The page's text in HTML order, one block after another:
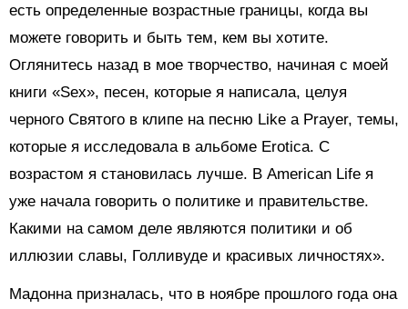
есть определенные возрастные границы, когда вы
можете говорить и быть тем, кем вы хотите.
Оглянитесь назад в мое творчество, начиная с моей
книги «Sex», песен, которые я написала, целуя
черного Святого в клипе на песню Like a Prayer, темы,
которые я исследовала в альбоме Erotica. С
возрастом я становилась лучше. В American Life я
уже начала говорить о политике и правительстве.
Какими на самом деле являются политики и об
иллюзии славы, Голливуде и красивых личностях».
Мадонна призналась, что в ноябре прошлого года она